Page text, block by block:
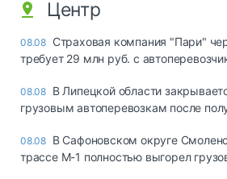
Центр
08.08 Страховая компания "Пари"
требует 29 млн руб. с
08.08 В Липецкой области
грузовым автоперевозкам после
08.08 В Сафоновском округе
трассе М-1 полностью выгорел